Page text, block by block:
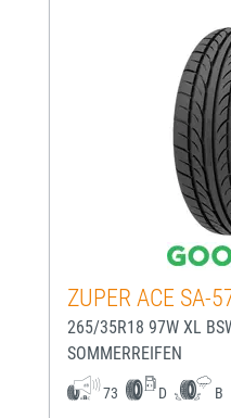
ZUPER ACE SA-
265/35R18 97W XL
SOMMERREIFEN
73 D B